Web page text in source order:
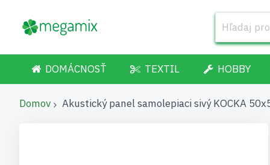
DOMÁCNOSŤ TEXTIL HOBBY
Domov Akustický panel samolepiaci sivý KOCKA